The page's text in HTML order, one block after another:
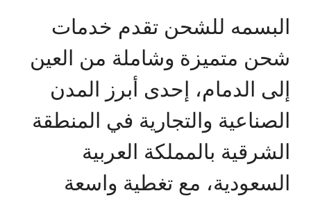
البسمه للشحن تقدم خدمات
شحن متميزة وشاملة من العين
إلى الدمام، إحدى أبرز المدن
الصناعية والتجارية في المنطقة
الشرقية بالمملكة العربية
السعودية، مع تغطية واسعة